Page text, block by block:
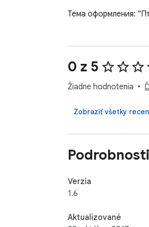
Тема оформления:
0 z 5
Žiadne hodnotenia
Zobraziť všetky
Podrobnosti
Verzia
1.6
Aktualizované